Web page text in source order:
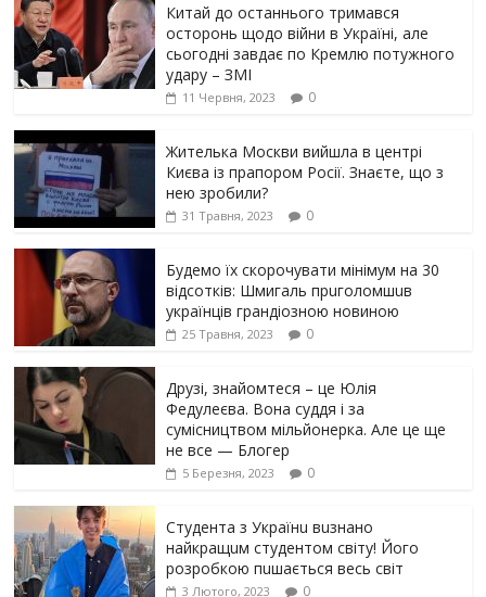
Китай до останнього тримався
осторонь щодо вiйни в Україні, але
сьогодні завдає по Кремлю потужного
yдарy – ЗМІ
11 Червня, 2023 0
Жителька Москви вийшла в центрі
Києва із прапором Росії. Знаєте, що з
нею зробили?
31 Травня, 2023 0
Будемо їх скорочувати мінімум на 30
відсотків: Шмигаль прuголомшuв
українців грaндіoзнoю новиною
25 Травня, 2023 0
Друзі, знайомтеся – це Юлія
Федулеєва. Вона суддя і за
сумісництвом мільйонерка. Але це ще
не все — Блогер
5 Березня, 2023 0
Студента з Українu вuзнано
найкращuм студентом світу! Його
розробкою пuшається весь світ
3 Лютого, 2023 0